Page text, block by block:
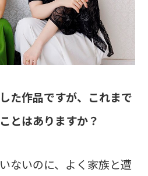
した作品ですが、これまで
とはありますか？
ないのに、よく家族と遭